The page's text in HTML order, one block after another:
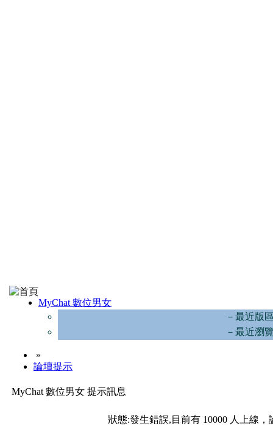
MyChat 數位男女
－最近版
－最近瀏
»
論壇提示
MyChat 數位男女 提示訊息
狀態:發生錯誤,目前有 10000 人上線